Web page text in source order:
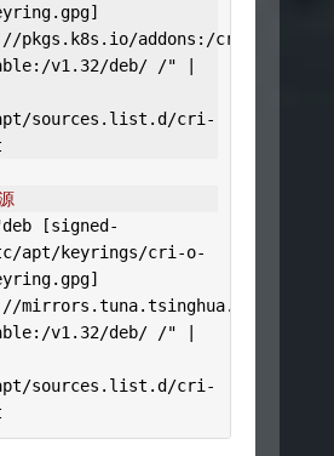
pkgs.k8s.io/addons:/cri-
v1.32/deb/ /"
/sources . list .d /cri -
[signed-
apt/keyrings/cri-o-
mirrors.tuna.tsinghua.edu.cn/
v1.32/deb/ /"
/sources . list .d /cri -